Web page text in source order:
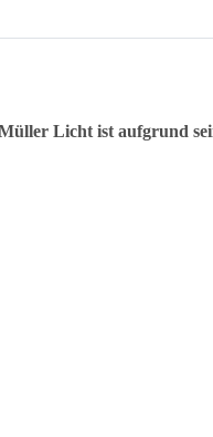
Licht ist aufgrund